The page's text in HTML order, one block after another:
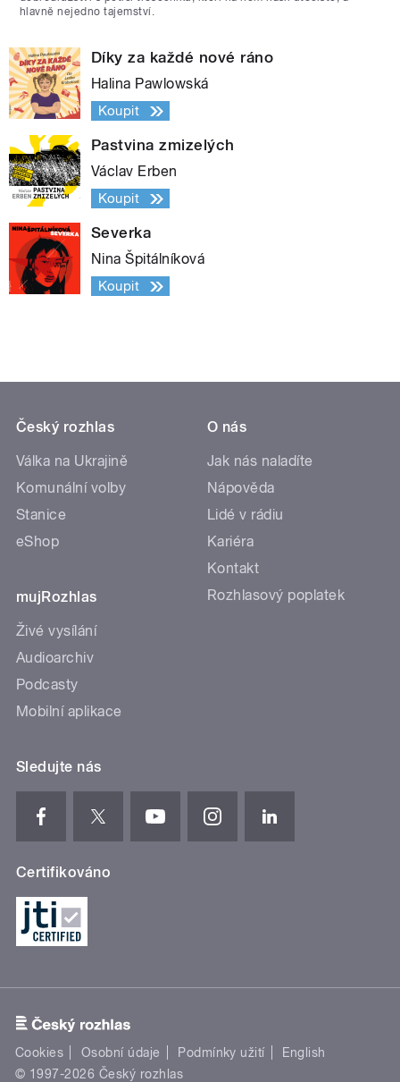
hlavně nejedno tajemství.
Díky za každé nové ráno
Halina Pawlowská
Koupit
Pastvina zmizelých
Václav Erben
Koupit
Severka
Nina Špitálníková
Koupit
Český rozhlas
Válka na Ukrajině
Komunální volby
Stanice
eShop
mujRozhlas
Živé vysílání
Audioarchiv
Podcasty
Mobilní aplikace
O nás
Jak nás naladíte
Nápověda
Lidé v rádiu
Kariéra
Kontakt
Rozhlasový poplatek
Sledujte nás
Certifikováno
Cookies Osobní údaje Podmínky užití
English
© 1997-2026 Český rozhlas